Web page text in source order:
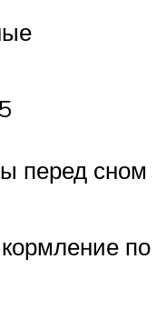
перед сном
по